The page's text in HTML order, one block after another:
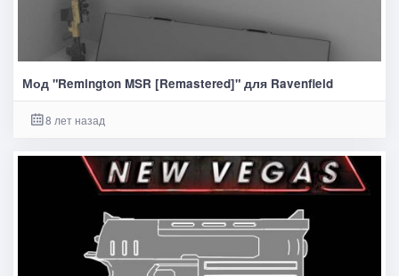
Мод "Remington MSR [Remastered]" для Ravenfield
8 лет назад